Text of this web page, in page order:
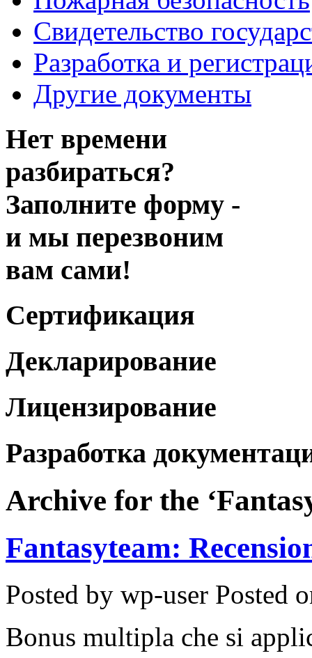
Свидетельство
Разработка и
Другие документы
Нет времени
разбираться?
Заполните форму -
и мы перезвоним
вам сами!
Сертификация
Декларирование
Лицензирование
Разработка
Archive for the
Fantasyteam:
Posted by wp-user Posted
Bonus multipla che si